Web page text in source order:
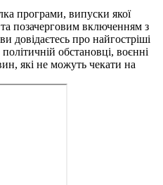
програми, випуски якої
позачерговим включенням з
довідаєтесь про найгостріші
обстановці, воєнні
які не можуть чекати на